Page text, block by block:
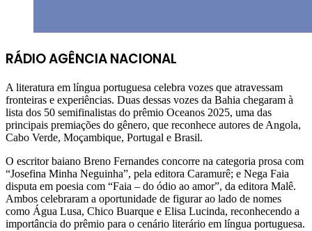
RÁDIO AGÊNCIA NACIONAL
A literatura em língua portuguesa celebra vozes que atravessam
fronteiras e experiências. Duas dessas vozes da Bahia chegaram à
lista dos 50 semifinalistas do prêmio Oceanos 2025, uma das
principais premiações do gênero, que reconhece autores de Angola,
Cabo Verde, Moçambique, Portugal e Brasil.
O escritor baiano Breno Fernandes concorre na categoria prosa com
“Josefina Minha Neguinha”, pela editora Caramurê; e Nega Faia
disputa em poesia com “Faia – do ódio ao amor”, da editora Malê.
Ambos celebraram a oportunidade de figurar ao lado de nomes
como Água Lusa, Chico Buarque e Elisa Lucinda, reconhecendo a
importância do prêmio para o cenário literário em língua portuguesa.